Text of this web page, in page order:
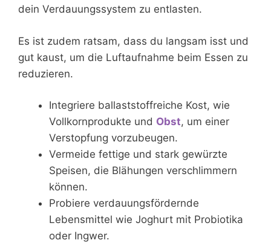
dein Verdauungssystem zu entlasten.
Es ist zudem ratsam, dass du langsam isst und
gut kaust, um die Luftaufnahme beim Essen zu
reduzieren.
Integriere ballaststoffreiche Kost, wie
Vollkornprodukte und Obst, um einer
Verstopfung vorzubeugen.
Vermeide fettige und stark gewürzte
Speisen, die Blähungen verschlimmern
können.
Probiere verdauungsfördernde
Lebensmittel wie Joghurt mit Probiotika
oder Ingwer.